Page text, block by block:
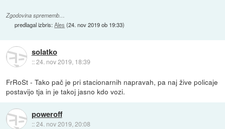
Zgodovina sprememb…
predlagal izbris:Ales (24. nov 2019 ob 19:33)
solatko
::24. nov 2019, 18:39
FrRoSt - Tako pač je pri stacionarnih napravah, pa naj žive policaje
postavijo tja in je takoj jasno kdo vozi.
poweroff
::24. nov 2019, 20:08